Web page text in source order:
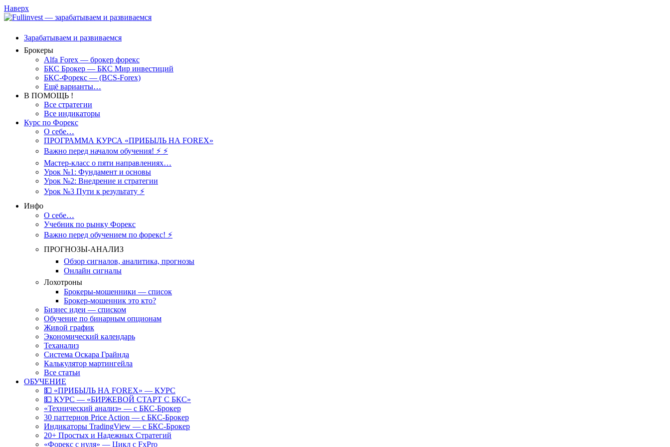
Наверх
Зарабатываем и развиваемся
Брокеры
Alfa Forex — брокер форекс
БКС Брокер — БКС Мир инвестиций
БКС-Форекс — (BCS-Forex)
Ещё варианты…
В ПОМОЩЬ !
Все стратегии
Все индикаторы
Курс по Форекс
О себе…
ПРОГРАММА КУРСА «ПРИБЫЛЬ НА FOREX»
Важно перед началом обучения! ⚡ ⚡
Мастер-класс о пяти направлениях…
Урок №1: Фундамент и основы
Урок №2: Внедрение и стратегии
Урок №3 Пути к результату ⚡️
Инфо
О себе…
Учебник по рынку Форекс
Важно перед обучением по форекс! ⚡
ПРОГНОЗЫ-АНАЛИЗ
Обзор сигналов, аналитика, прогнозы
Онлайн сигналы
Лохотроны
Брокеры-мошенники — список
Брокер-мошенник это кто?
Бизнес идеи — списком
Обучение по бинарным опционам
Живой график
Экономический календарь
Теханализ
Система Оскара Грайнда
Калькулятор мартингейла
Все статьи
ОБУЧЕНИЕ
💵 «ПРИБЫЛЬ НА FOREX» — КУРС
💵 КУРС — «БИРЖЕВОЙ СТАРТ С БКС»
«Технический анализ» — с БКС-Брокер
30 паттернов Price Action — с БКС-Брокер
Индикаторы TradingView — с БКС-Брокер
20+ Простых и Надежных Стратегий
«Форекс с нуля» — Цикл с FxPro